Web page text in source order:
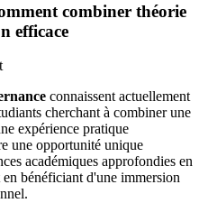
combiner théorie
efficace
connaissent actuellement
cherchant à combiner une
expérience pratique
une opportunité unique
académiques approfondies en
bénéficiant d'une immersion